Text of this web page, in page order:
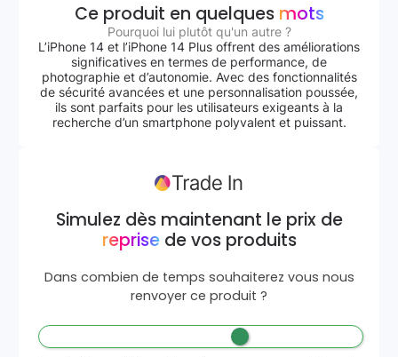
Ce produit en quelques mots
Pourquoi lui plutôt qu'un autre ?
L’iPhone 14 et l’iPhone 14 Plus offrent des améliorations
significatives en termes de performance, de
photographie et d’autonomie. Avec des fonctionnalités
de sécurité avancées et une personnalisation poussée,
ils sont parfaits pour les utilisateurs exigeants à la
recherche d’un smartphone polyvalent et puissant.
Simulez dès maintenant le prix de
reprisede vos produits
Dans combien de temps souhaiterez vous nous
renvoyer ce produit ?